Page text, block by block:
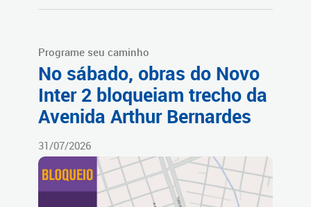
Programe seu caminho
No sábado, obras do Novo
Inter 2 bloqueiam trecho da
Avenida Arthur Bernardes
31/07/2026